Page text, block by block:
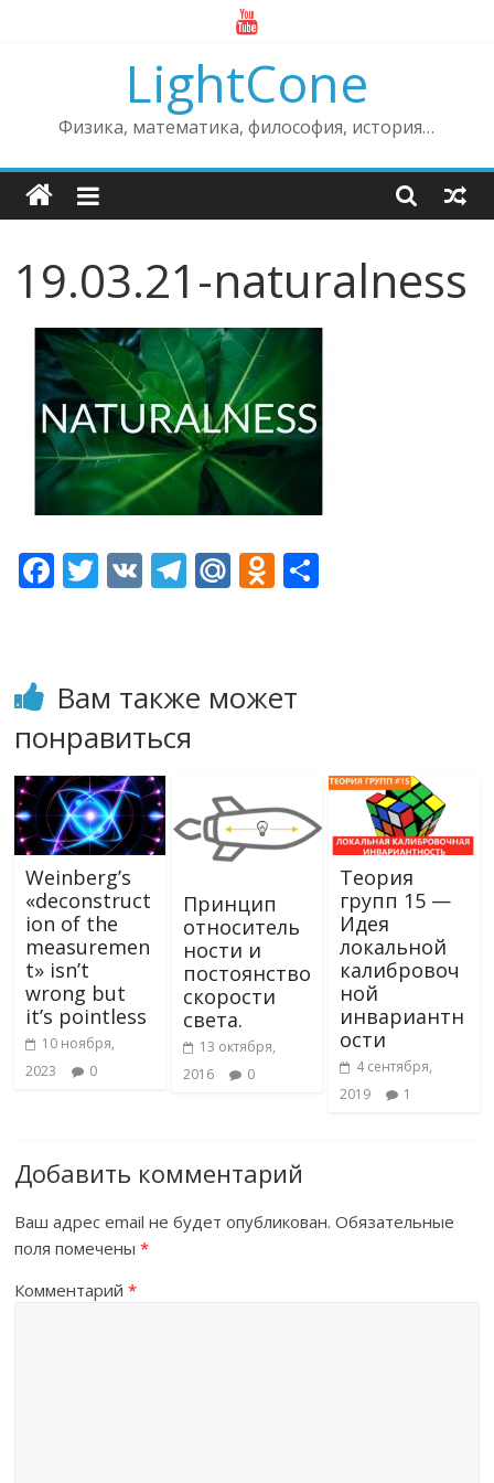
LightCone
Физика, математика, философия, история…
19.03.21-naturalness
F
b
o
o
k
T V T
a
m
M
u
O
kl
ni
ki
и
т
ь
Вам также может
понравиться
Weinberg’s
«deconstruct
ion of the
measuremen
t» isn’t
wrong but
it’s pointless
10 ноября,
2023
0
Принцип
относитель
ности и
постоянство
скорости
света.
13 октября,
2016
0
Теория
групп 15 —
Идея
локальной
калибровоч
ной
инвариантн
ости
4 сентября,
2019
1
Добавить комментарий
Ваш адрес email не будет опубликован. Обязательные
поля помечены*
Комментарий*